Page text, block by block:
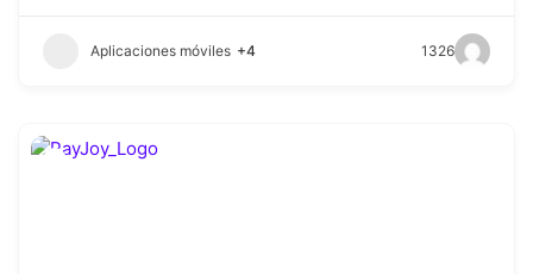
Aplicaciones móviles +4 1326